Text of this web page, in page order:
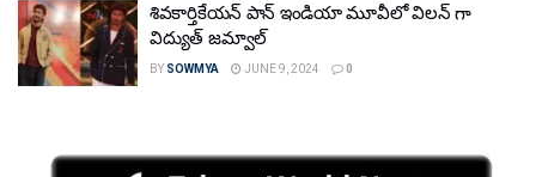
శివకార్తికేయన్ పాన్ ఇండియా మూవీలో విలన్ గా
విద్యుత్‌ జమ్వాల్‌
BY SOWMYA JUNE 9, 2024 0